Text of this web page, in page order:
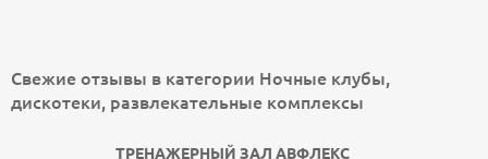
Свежие отзывы в категории Ночные клубы,
дискотеки, развлекательные комплексы
ТРЕНАЖЕРНЫЙ ЗАЛ АВФЛЕКС